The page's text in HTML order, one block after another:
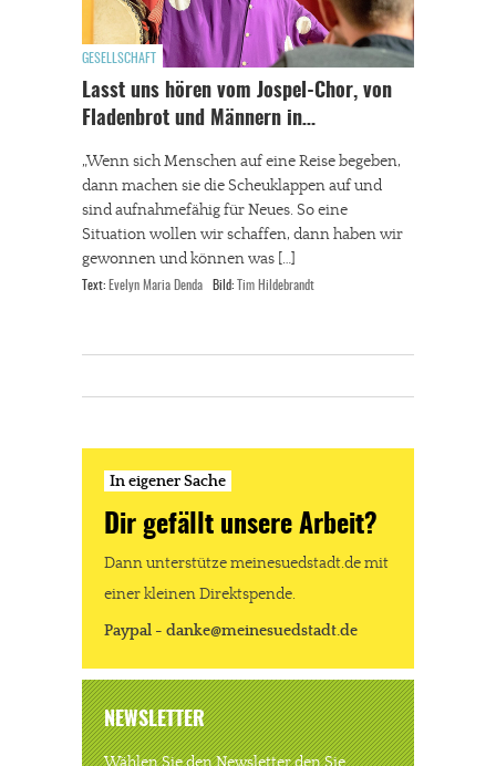
GESELLSCHAFT
Lasst uns hören vom Jospel-Chor, von
Fladenbrot und Männern in…
„Wenn sich Menschen auf eine Reise begeben,
dann machen sie die Scheuklappen auf und
sind aufnahmefähig für Neues. So eine
Situation wollen wir schaffen, dann haben wir
gewonnen und können was […]
Text: Evelyn Maria Denda Bild: Tim Hildebrandt
In eigener Sache
Dir gefällt unsere Arbeit?
Dann unterstütze meinesuedstadt.de mit
einer kleinen Direktspende.
Paypal - danke@meinesuedstadt.de
NEWSLETTER